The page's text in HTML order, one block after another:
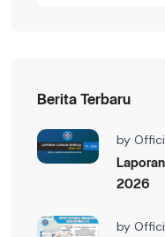
Berita Terbaru
by
2026
by